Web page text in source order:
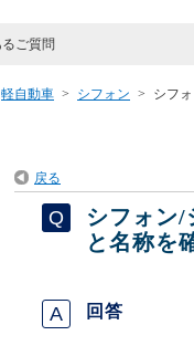
軽自動車 > シフォン >
シフ
戻る
シフォン/
と名称を
回答